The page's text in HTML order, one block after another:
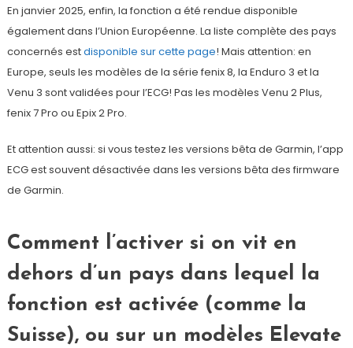
En janvier 2025, enfin, la fonction a été rendue disponible
également dans l’Union Européenne. La liste complète des pays
concernés estdisponible sur cette page! Mais attention: en
Europe, seuls les modèles de la série fenix 8, la Enduro 3 et la
Venu 3 sont validées pour l’ECG! Pas les modèles Venu 2 Plus,
fenix 7 Pro ou Epix 2 Pro.
Et attention aussi: si vous testez les versions bêta de Garmin, l’app
ECG est souvent désactivée dans les versions bêta des firmware
de Garmin.
Comment l’activer si on vit en
dehors d’un pays dans lequel la
fonction est activée (comme la
Suisse), ou sur un modèles Elevate